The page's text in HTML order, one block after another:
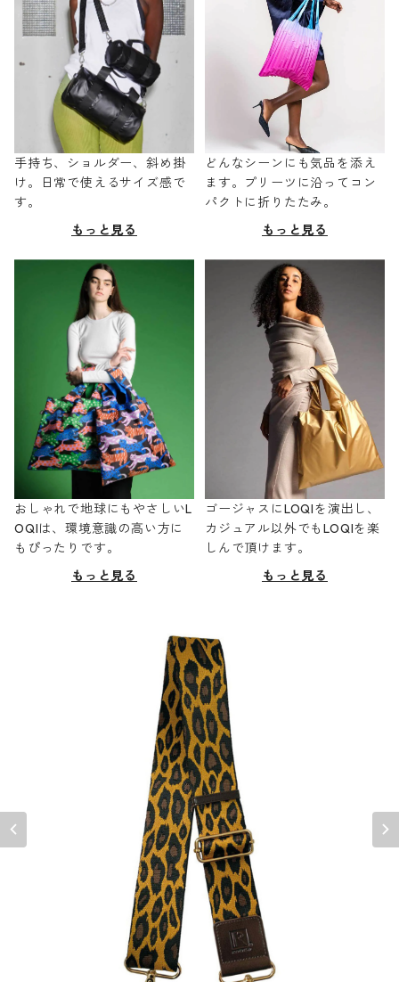
手持ち、ショルダー、斜め掛
け。日常で使えるサイズ感で
す。
もっと見る
どんなシーンにも気品を添え
ます。プリーツに沿ってコン
パクトに折りたたみ。
もっと見る
おしゃれで地球にもやさしいL
OQIは、環境意識の高い方に
もぴったりです。
もっと見る
ゴージャスにLOQIを演出し、
カジュアル以外でもLOQIを楽
しんで頂けます。
もっと見る